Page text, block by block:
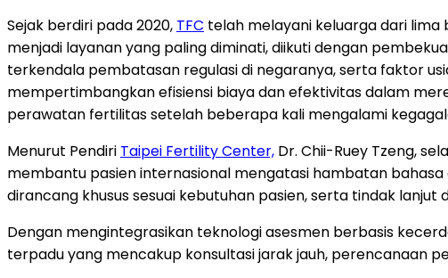
Sejak berdiri pada 2020, TFC telah melayani keluarga dari
menjadi layanan yang paling diminati, diikuti dengan
terkendala pembatasan regulasi di negaranya, serta faktor
mempertimbangkan efisiensi biaya dan efektivitas dalam
perawatan fertilitas setelah beberapa kali mengalami
Menurut Pendiri Taipei Fertility Center, Dr. Chii-Ruey Tzeng,
membantu pasien internasional mengatasi hambatan
dirancang khusus sesuai kebutuhan pasien, serta tindak
Dengan mengintegrasikan teknologi asesmen berbasis
terpadu yang mencakup konsultasi jarak jauh, perencanaan